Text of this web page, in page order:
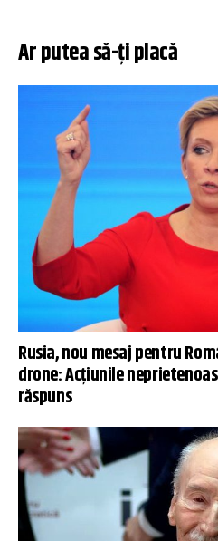
Ar putea să-ți placă
Rusia, nou mesaj pentru
drone: Acțiunile
răspuns